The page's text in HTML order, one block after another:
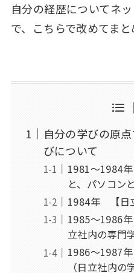
自分の経歴についてネ
で、こちらで改めてまと
自分の学びの原
びについて
1981～1984
と、パソコン
1984年 【日
1985～1986
立社内の専門
1986～1987
（日立社内の